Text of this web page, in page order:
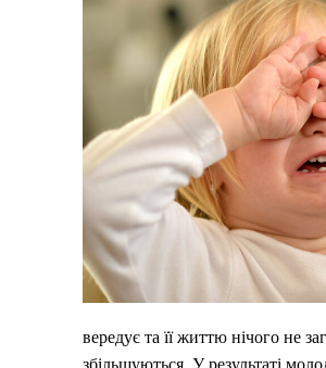
вередує та її життю нічого не
збільшуються. У результаті